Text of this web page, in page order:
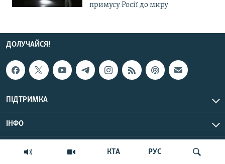
КТА РУС
примусу Росії до миру
ДОЛУЧАЙСЯ!
ПІДТРИМКА
ІНФО
© Крим.Реалії, 2026 | Усі права застережено.